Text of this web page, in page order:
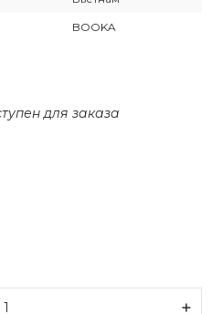
BOOKA
для заказа